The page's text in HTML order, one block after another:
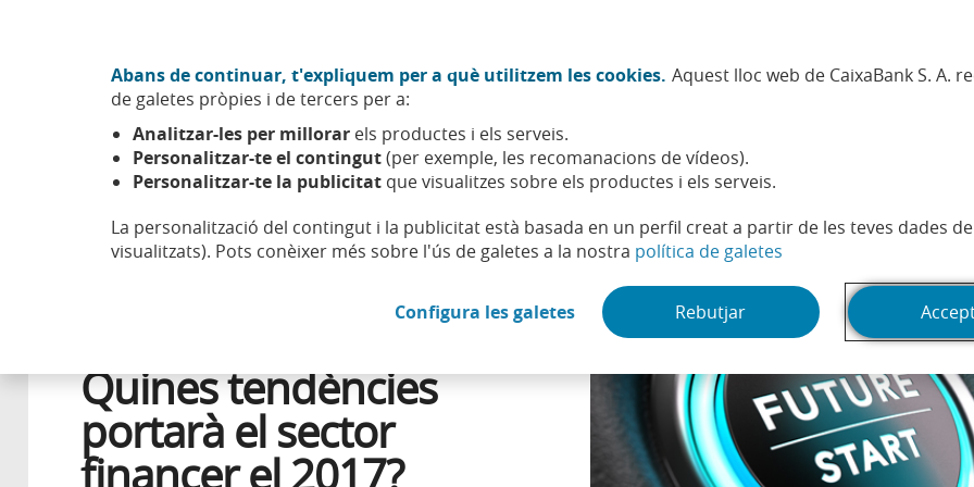
Abans de continuar, t'expliquem per a què utilitzem les cookies. Aquest lloc web de CaixaBank S. A.
de galetes pròpies i de tercers per a:
Analitzar-les per millorar els productes i els serveis.
Personalitzar-te el contingut(per exemple, les recomanacions de vídeos).
Personalitzar-te la publicitat que visualitzes sobre els productes i els serveis.
La personalització del contingut i la publicitat està basada en un perfil creat a partir de les teves dades
visualitzats). Pots conèixer més sobre l'ús de galetes a la nostra política de galetes
Configura les galetes(Obre en finestra nova)
Rebutjar
Sobre nosaltres Accionistes i inversors
Esfera Innovació Tendències Quines tendències portarà el sector financer el 2017?
13 GENER 2017
Quines tendències
portarà el sector
financer el 2017?